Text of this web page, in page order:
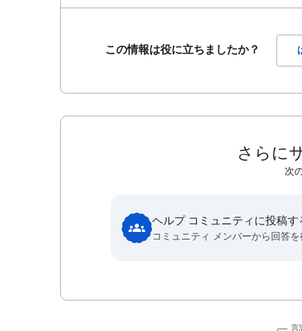
この情報は役に立ちましたか？
さらに
次
ヘルプ コミュニティに投稿す
コミュニティ メンバーから回答を
言